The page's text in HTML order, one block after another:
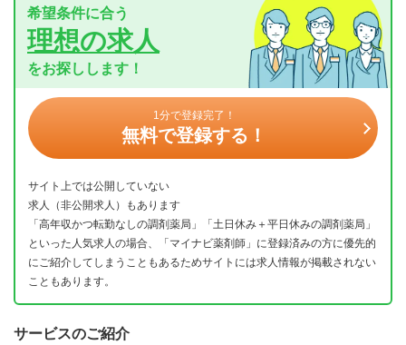
希望条件に合う
理想の求人
をお探しします！
1分で登録完了！
無料で登録する！
サイト上では公開していない
求人（非公開求人）もあります
「高年収かつ転勤なしの調剤薬局」「土日休み＋平日休みの調剤薬局」
といった人気求人の場合、「マイナビ薬剤師」に登録済みの方に優先的
にご紹介してしまうこともあるためサイトには求人情報が掲載されない
こともあります。
サービスのご紹介